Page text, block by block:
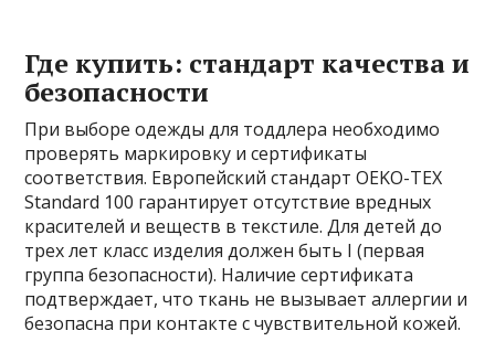
Где купить: стандарт качества и
безопасности
При выборе одежды для тоддлера необходимо
проверять маркировку и сертификаты
соответствия. Европейский стандарт OEKO-TEX
Standard 100 гарантирует отсутствие вредных
красителей и веществ в текстиле. Для детей до
трех лет класс изделия должен быть I (первая
группа безопасности). Наличие сертификата
подтверждает, что ткань не вызывает аллергии и
безопасна при контакте с чувствительной кожей.